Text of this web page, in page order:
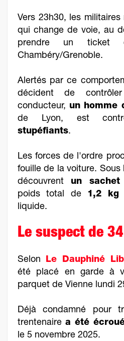
Vers 23h30, les
qui change de voie, au
prendre un ticket
Chambéry/Grenoble.
Alertés par ce
décident de
conducteur, un homme
de Lyon, est
stupéfiants.
Les forces de l'ordre
fouille de la voiture. Sous
découvrent un
poids total de 1,2
liquide.
Le suspect de
Selon Le Dauphiné
été placé en garde à
parquet de Vienne lundi
Déjà condamné pour
trentenaire a été
le 5 novembre 2025.